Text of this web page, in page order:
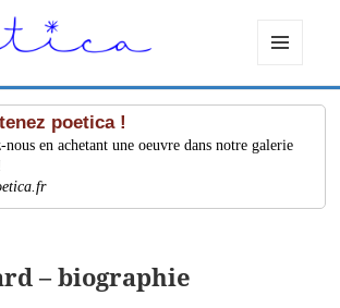
ET
WIDGETS
poetica !
nous en achetant une oeuvre dans notre galerie
– biographie